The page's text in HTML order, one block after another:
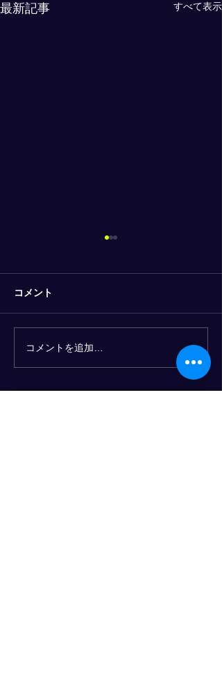
最新記事 すべて表示
すかいらーくの配膳ロボ
ットのpuduに訪問
コメント
コメントを追加…